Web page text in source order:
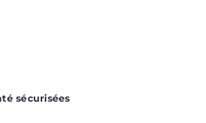
sécurisées